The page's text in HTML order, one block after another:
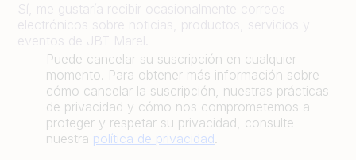
Sí, me gustaría recibir ocasionalmente correos
electrónicos sobre noticias, productos, servicios y
eventos de JBT Marel.
Puede cancelar su suscripción en cualquier
momento. Para obtener más información sobre
cómo cancelar la suscripción, nuestras prácticas
de privacidad y cómo nos comprometemos a
proteger y respetar su privacidad, consulte
nuestra política de privacidad.